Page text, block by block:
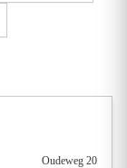
Oudeweg 20